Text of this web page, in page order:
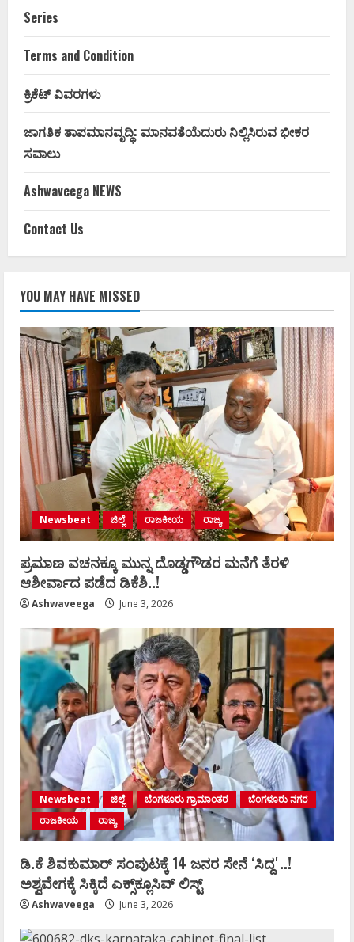
Series
Terms and Condition
ಕ್ರಿಕೆಟ್ ವಿವರಗಳು
ಜಾಗತಿಕ ತಾಪಮಾನವೃದ್ಧಿ: ಮಾನವತೆಯೆದುರು ನಿಲ್ಲಿಸಿರುವ ಭೀಕರ
ಸವಾಲು
Ashwaveega NEWS
Contact Us
YOU MAY HAVE MISSED
Newsbeat ಜಿಲ್ಲೆ ರಾಜಕೀಯ ರಾಜ್ಯ
ಪ್ರಮಾಣ ವಚನಕ್ಕೂ ಮುನ್ನ ದೊಡ್ಡಗೌಡರ ಮನೆಗೆ ತೆರಳಿ
ಆಶೀರ್ವಾದ ಪಡೆದ ಡಿಕೆಶಿ..!
Ashwaveega June 3, 2026
Newsbeat ಜಿಲ್ಲೆ ಬೆಂಗಳೂರು ಗ್ರಾಮಾಂತರ
ಬೆಂಗಳೂರು ನಗರ
ರಾಜಕೀಯ
ರಾಜ್ಯ
ಡಿ.ಕೆ ಶಿವಕುಮಾರ್‌ ಸಂಪುಟಕ್ಕೆ 14 ಜನರ ಸೇನೆ ʻಸಿದ್ದʼ..!
ಅಶ್ವವೇಗಕ್ಕೆ ಸಿಕ್ಕಿದೆ ಎಕ್ಸ್‌ಕ್ಲೂಸಿವ್‌ ಲಿಸ್ಟ್‌
Ashwaveega June 3, 2026